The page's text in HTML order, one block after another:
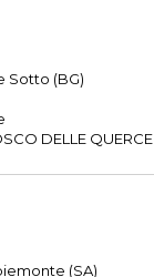
Sotto (BG)
DELLE QUERCE
(SA)